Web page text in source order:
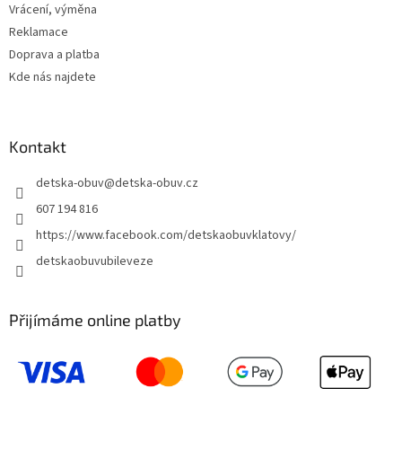
Vrácení, výměna
Reklamace
Doprava a platba
Kde nás najdete
Kontakt
detska-obuv@detska-obuv.cz
607 194 816
https://www.facebook.com/detskaobuvklatovy/
detskaobuvubileveze
Přijímáme online platby